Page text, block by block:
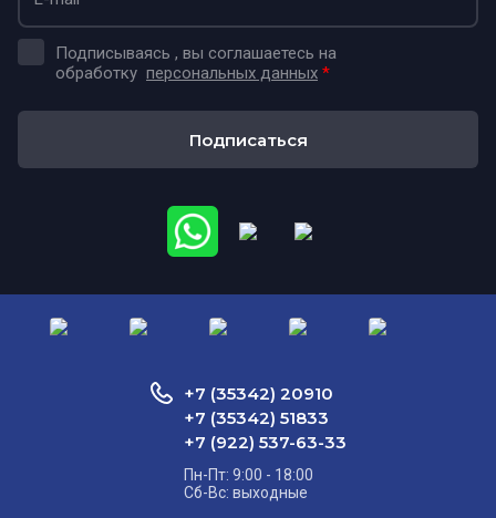
Подписываясь , вы соглашаетесь на
обработку персональных данных *
Подписаться
+7 (35342) 20910
+7 (35342) 51833
+7 (922) 537-63-33
Пн-Пт: 9:00 - 18:00
Сб-Вс: выходные